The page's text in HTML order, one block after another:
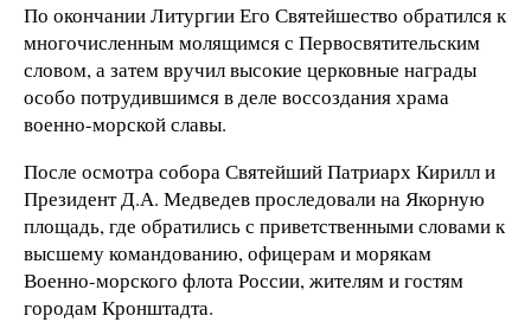
По окончании Литургии Его Святейшество обратился к
многочисленным молящимся с Первосвятительским
словом, а затем вручил высокие церковные награды
особо потрудившимся в деле воссоздания храма
военно-морской славы.
После осмотра собора Святейший Патриарх Кирилл и
Президент Д.А. Медведев проследовали на Якорную
площадь, где обратились с приветственными словами к
высшему командованию, офицерам и морякам
Военно-морского флота России, жителям и гостям
городам Кронштадта.